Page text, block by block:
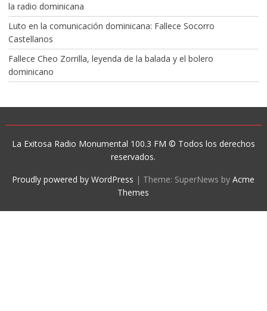
la radio dominicana
Luto en la comunicación dominicana: Fallece Socorro
Castellanos
Fallece Cheo Zorrilla, leyenda de la balada y el bolero
dominicano
La Exitosa Radio Monumental 100.3 FM © Todos los derechos
reservados.
Proudly powered by WordPress | Theme: SuperNews byAcme
Themes